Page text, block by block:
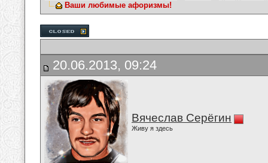
Ваши любимые афоризмы!
20.06.2013, 09:24
Вячеслав Серёгин
Живу я здесь